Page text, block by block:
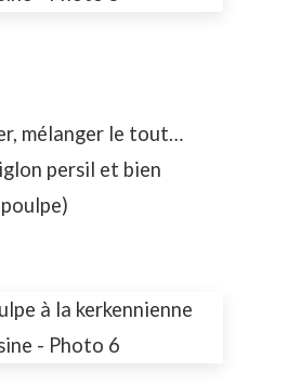
mélanger le tout…
persil et bien